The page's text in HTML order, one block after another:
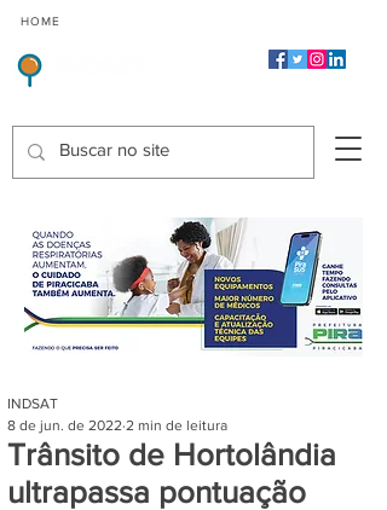
HOME
Trânsito de Hortolândia
ultrapassa pontuação
INDSAT
8 de jun. de 2022 2 min de leitura